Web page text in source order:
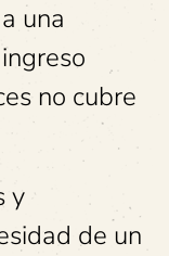
una
no cubre
y
de un